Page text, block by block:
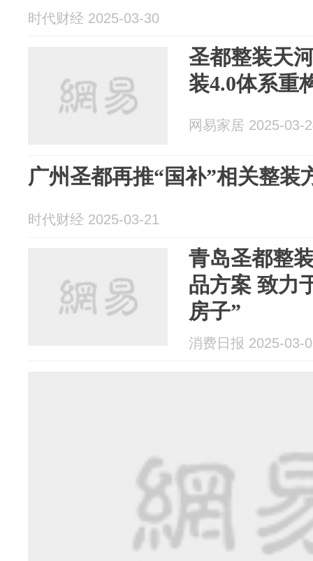
时代财经 2025-03-30
圣都整装天
装4.0体系重
网易家居 2025-03-
广州圣都再推“国补”相关整装
时代财经 2025-03-21
青岛圣都整
品方案 致力
房子”
消费日报 2025-03-